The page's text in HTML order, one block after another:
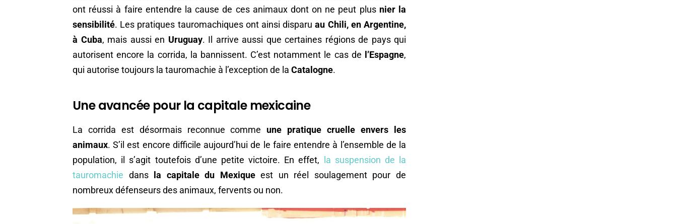
ont réussi à faire entendre la cause de ces animaux dont on ne peut plus nier la
sensibilité. Les pratiques tauromachiques ont ainsi disparuau Chili, en Argentine,
à Cuba, mais aussi en Uruguay. Il arrive aussi que certaines régions de pays qui
autorisent encore la corrida, la bannissent. C’est notamment le cas de l’Espagne,
qui autorise toujours la tauromachie à l’exception de la Catalogne.
Une avancée pour la capitale mexicaine
La corrida est désormais reconnue comme une pratique cruelle envers les
animaux. S’il est encore difficile aujourd’hui de le faire entendre à l’ensemble de la
population, il s’agit toutefois d’une petite victoire. En effet, la suspension de la
tauromachie dansla capitale du Mexiqueest un réel soulagement pour de
nombreux défenseurs des animaux, fervents ou non.